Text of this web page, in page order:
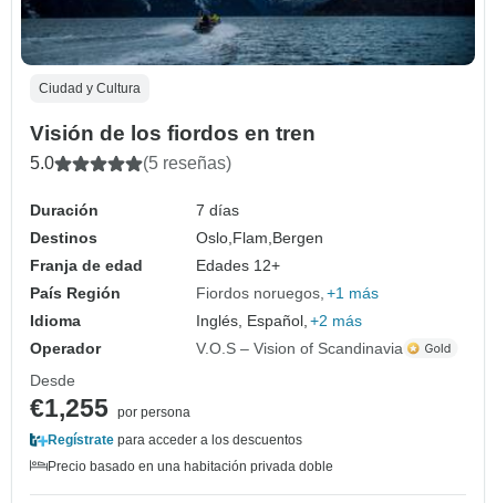
Ciudad y Cultura
Visión de los fiordos en tren
5.0 (5 reseñas)
Duración
7 días
Destinos
Oslo, Flam, Bergen
Franja de edad
Edades 12+
País Región
Fiordos noruegos +1 más
Idioma
Inglés, Español, +2 más
Operador
V.O.S – Vision of Scandinavia
Desde
€1,255 por persona
Regístrate para acceder a los descuentos
Precio basado en una habitación privada doble